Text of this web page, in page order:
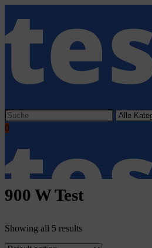
Search
for:
0
900 W Test
Showing all 5 results